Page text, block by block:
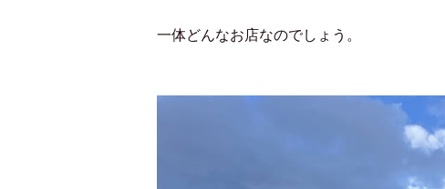
一体どんなお店なのでしょう。